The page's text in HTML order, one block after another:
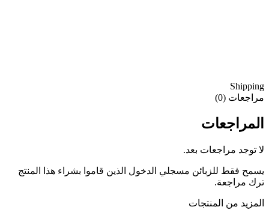
Shipping
مراجعات (0)
المراجعات
لا توجد مراجعات بعد.
يسمح فقط للزبائن مسجلي الدخول الذين قاموا بشراء هذا المنتج
ترك مراجعة.
المزيد من المنتجات